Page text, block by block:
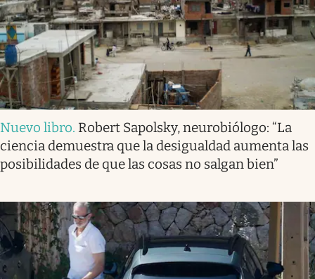
Nuevo libro. Robert Sapolsky, neurobiólogo: “La
ciencia demuestra que la desigualdad aumenta las
posibilidades de que las cosas no salgan bien”